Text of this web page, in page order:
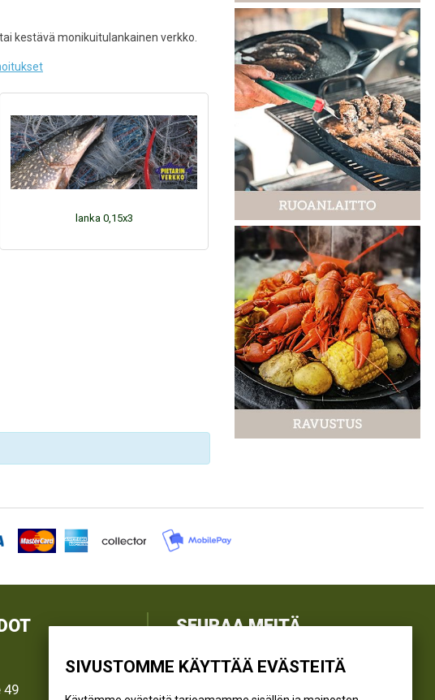
SIVUSTOMME KÄYTTÄÄ EVÄSTEITÄ
kestävä monikuitulankainen verkko.
lanka 0,15x3
49
SEURAA MEITÄ
@kivikangaskalastus